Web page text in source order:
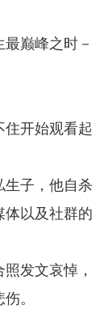
巅峰之时－
住开始观看起
生子，他自杀
体以及社群的
发文哀悼，
。